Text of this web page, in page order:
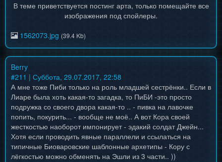
В теме приветствуется постинг арта, только помещайте все
изображения под спойлеры.
1562073.jpg (39.4 Kb)
Berry
#211 | Суббота, 29.07.2017, 22:58
А мне тоже Пиби только на роль младшей сестрёнки.. Если в
Лиаре была хоть какая-то загадка, то ПиБИ -это просто
подружка со своего двора какая-то .. - пивка на лавочке
попить, покурить... - вообще не моё.. А вот Кора своей
жесткостью наоборот импонирует - эдакий солдат Джейн...
Хотя если проводить явные параллели и ссылаться на
типичные Биоваровские шаблонные архетипы - Кору с
лёгкостью можно обменять на Эшли из 3 части.. ))